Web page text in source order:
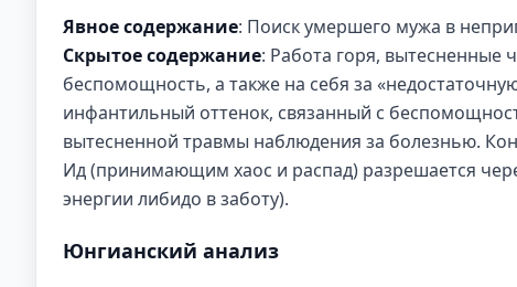
Явное содержание: Поиск умершего мужа в
Скрытое содержание: Работа горя, вытесненные
беспомощность, а также на себя за
инфантильный оттенок, связанный с
вытесненной травмы наблюдения за болезнью.
Ид (принимающим хаос и распад) разрешается
энергии либидо в заботу).
Юнгианский анализ